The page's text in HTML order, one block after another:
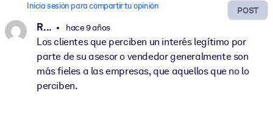
POST
Inicia sesión para compartir tu opinión
R. .. hace 9 años
Los clientes que perciben un interés legítimo por
parte de su asesor o vendedor generalmente son
más fieles a las empresas, que aquellos que no lo
perciben.